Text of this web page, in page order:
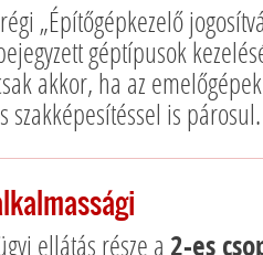
„Építőgépkezelő
géptípusok
akkor, ha az
szakképesítéssel is párosul.
ellátás része a 2-es